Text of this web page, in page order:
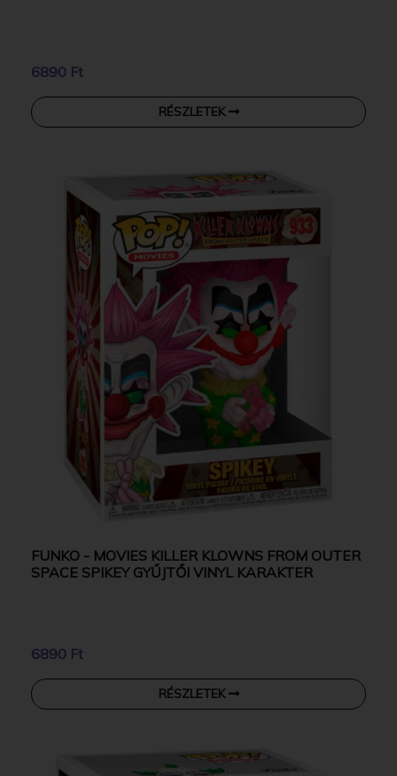
6890 Ft
RÉSZLETEK
FUNKO - MOVIES KILLER KLOWNS FROM OUTER
SPACE SPIKEY GYŰJTŐI VINYL KARAKTER
6890 Ft
RÉSZLETEK